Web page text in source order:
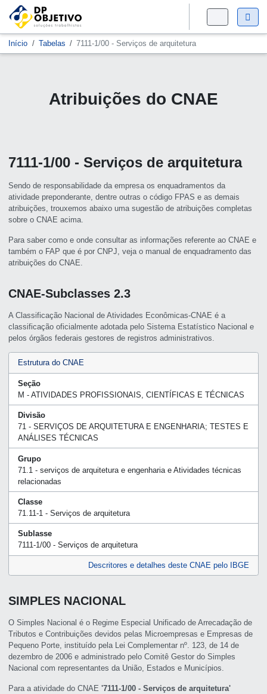
Início Tabelas 7111-1/00 - Serviços de arquitetura
Atribuições do CNAE
7111-1/00 - Serviços de arquitetura
Sendo de responsabilidade da empresa os enquadramentos da
atividade preponderante, dentre outras o código FPAS e as demais
atribuições, trouxemos abaixo uma sugestão de atribuições completas
sobre o CNAE acima.
Para saber como e onde consultar as informações referente ao CNAE e
também o FAP que é por CNPJ, veja o manual de enquadramento das
atribuições do CNAE.
CNAE-Subclasses 2.3
A Classificação Nacional de Atividades Econômicas-CNAE é a
classificação oficialmente adotada pelo Sistema Estatístico Nacional e
pelos órgãos federais gestores de registros administrativos.
Estrutura do CNAE
Seção
M - ATIVIDADES PROFISSIONAIS, CIENTÍFICAS E TÉCNICAS
Divisão
71 - SERVIÇOS DE ARQUITETURA E ENGENHARIA; TESTES E
ANÁLISES TÉCNICAS
Grupo
71.1 - serviços de arquitetura e engenharia e Atividades técnicas
relacionadas
Classe
71.11-1 - Serviços de arquitetura
Sublasse
7111-1/00 - Serviços de arquitetura
Descritores e detalhes deste CNAE pelo IBGE
SIMPLES NACIONAL
O Simples Nacional é o Regime Especial Unificado de Arrecadação de
Tributos e Contribuições devidos pelas Microempresas e Empresas de
Pequeno Porte, instituído pela Lei Complementar nº. 123, de 14 de
dezembro de 2006 e administrado pelo Comitê Gestor do Simples
Nacional com representantes da União, Estados e Municípios.
Para a atividade do CNAE'7111-1/00 - Serviços de arquitetura'